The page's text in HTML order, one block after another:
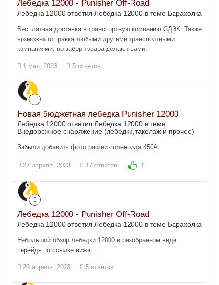
Лебедка 12000 - Punisher Off-Road
Лебедка 12000 ответил Лебедка 12000 в теме Барахолка
Бесплатная доставка в транспортную компанию СДЭК. Также
возможна отправка любыми другими транспортными
компаниями, но забор товара делают сами.
1 мая, 2023 5 ответов
Новая бюджетная лебедка Punisher 12000
Лебедка 12000 ответил Лебедка 12000 в теме
Внедорожное снаряжение (лебедки,такелаж и прочее)
Забыли добавить фотографии соленоида 450А
27 апреля, 2023 17 ответов 1
Лебедка 12000 - Punisher Off-Road
Лебедка 12000 ответил Лебедка 12000 в теме Барахолка
Небольшой обзор лебедки 12000 в разобранном виде
перейдя по ссылке ниже: ...
26 апреля, 2023 5 ответов